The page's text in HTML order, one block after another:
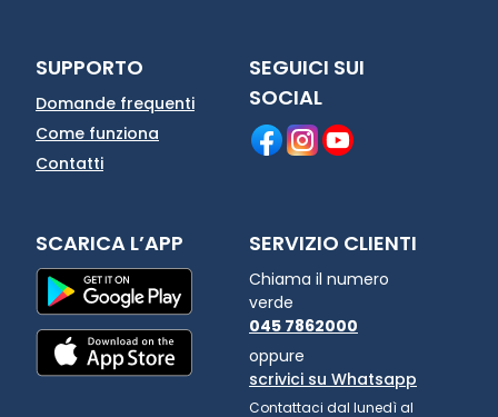
SUPPORTO
Domande frequenti
Come funziona
Contatti
SEGUICI SUI
SOCIAL
SCARICA L’APP SERVIZIO CLIENTI
Chiama il numero
verde
045 7862000
oppure
scrivici su Whatsapp
Contattaci dal lunedì al